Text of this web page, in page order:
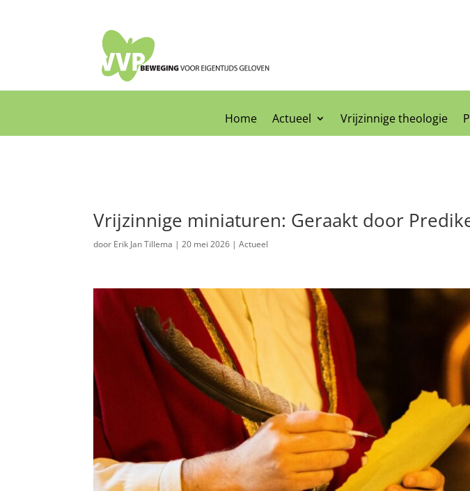
Home Actueel Vrijzinnige theologie
Vrijzinnige miniaturen: Geraakt door
door Erik Jan Tillema |20 mei 2026 |Actueel